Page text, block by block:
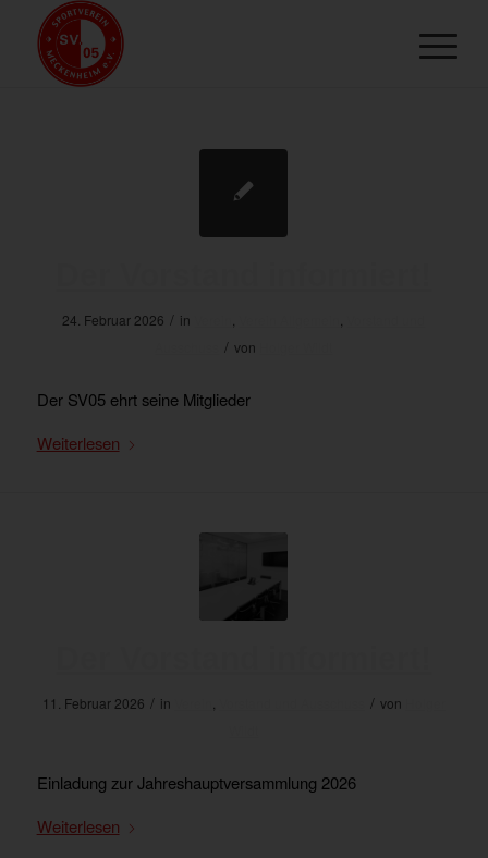
24. Februar 2026 / in
/ von
Der SV05 ehrt seine Mitglieder
Weiterlesen
11. Februar 2026 / in / von
Einladung zur Jahreshauptversammlung 2026
Weiterlesen